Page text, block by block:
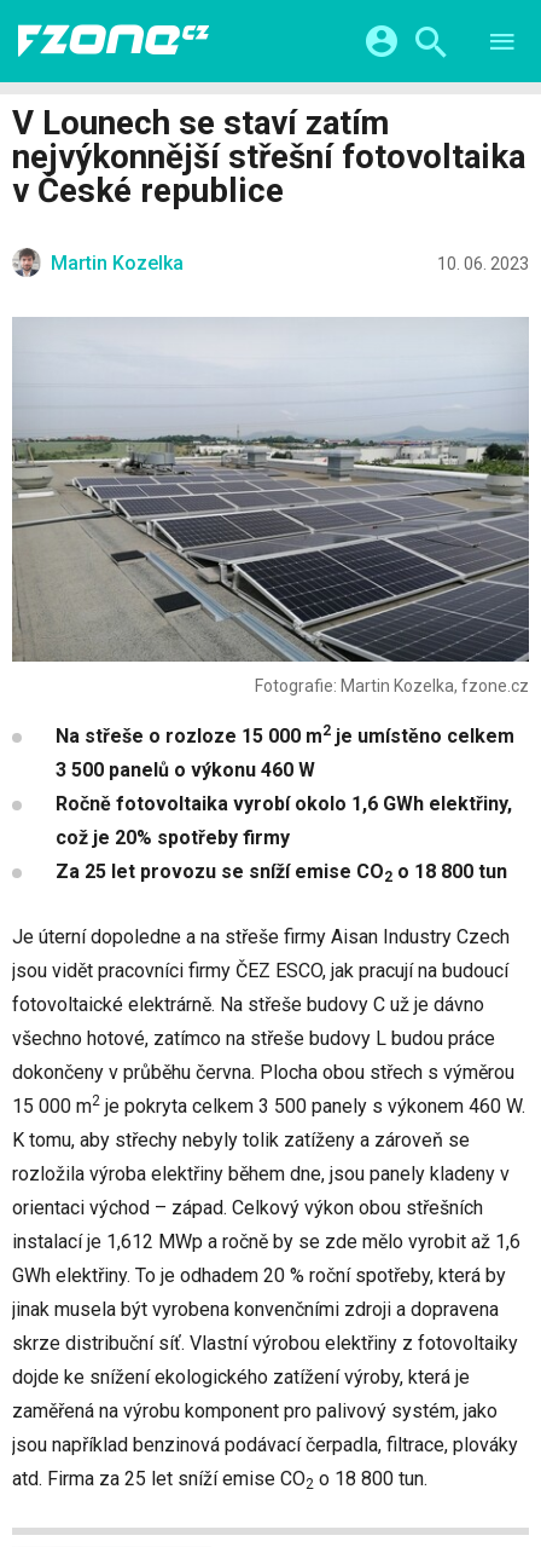
VIDEA
SERIÁLY
CHYTRÁ MĚSTA
ŽIVOT BUDOUCNOSTI
HRY A ZÁBAVA
Facebook Google
V Lounech se staví zatím
nejvýkonnější střešní fotovoltaika
v České republice
Martin Kozelka 10. 06. 2023
Fotografie: Martin Kozelka, fzone.cz
Na střeše o rozloze 15 000 m2 je umístěno celkem
3 500 panelů o výkonu 460 W
Ročně fotovoltaika vyrobí okolo 1,6 GWh elektřiny,
což je 20% spotřeby firmy
Za 25 let provozu se sníží emise CO2 o 18 800 tun
Je úterní dopoledne a na střeše firmy Aisan Industry Czech
jsou vidět pracovníci firmy ČEZ ESCO, jak pracují na budoucí
fotovoltaické elektrárně. Na střeše budovy C už je dávno
všechno hotové, zatímco na střeše budovy L budou práce
dokončeny v průběhu června. Plocha obou střech s výměrou
15 000 m2 je pokryta celkem 3 500 panely s výkonem 460 W.
K tomu, aby střechy nebyly tolik zatíženy a zároveň se
rozložila výroba elektřiny během dne, jsou panely kladeny v
orientaci východ – západ. Celkový výkon obou střešních
instalací je 1,612 MWp a ročně by se zde mělo vyrobit až 1,6
GWh elektřiny. To je odhadem 20 % roční spotřeby, která by
jinak musela být vyrobena konvenčními zdroji a dopravena
skrze distribuční síť. Vlastní výrobou elektřiny z fotovoltaiky
dojde ke snížení ekologického zatížení výroby, která je
zaměřená na výrobu komponent pro palivový systém, jako
jsou například benzinová podávací čerpadla, filtrace, plováky
atd. Firma za 25 let sníží emise CO2 o 18 800 tun.